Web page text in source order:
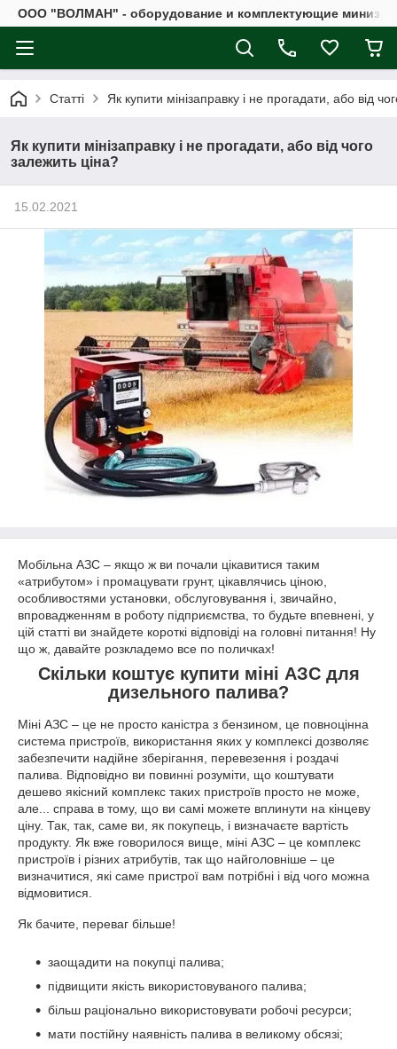
ООО "ВОЛМАН" - оборудование и комплектующие
Статті Як купити мінізаправку і не прогадати, або від
Як купити мінізаправку і не прогадати, або від чого
залежить ціна?
15.02.2021
Мобільна АЗС – якщо ж ви почали цікавитися таким
«атрибутом» і промацувати грунт, цікавлячись ціною,
особливостями установки, обслуговування і, звичайно,
впровадженням в роботу підприємства, то будьте впевнені, у
цій статті ви знайдете короткі відповіді на головні питання! Ну
що ж, давайте розкладемо все по поличках!
Скільки коштує купити міні АЗС для
дизельного палива?
Міні АЗС – це не просто каністра з бензином, це повноцінна
система пристроїв, використання яких у комплексі дозволяє
забезпечити надійне зберігання, перевезення і роздачі
палива. Відповідно ви повинні розуміти, що коштувати
дешево якісний комплекс таких пристроїв просто не може,
але... справа в тому, що ви самі можете вплинути на кінцеву
ціну. Так, так, саме ви, як покупець, і визначаєте вартість
продукту. Як вже говорилося вище, міні АЗС – це комплекс
пристроїв і різних атрибутів, так що найголовніше – це
визначитися, які саме пристрої вам потрібні і від чого можна
відмовитися.
заощадити на покупці палива;
підвищити якість використовуваного палива;
більш раціонально використовувати робочі ресурси;
мати постійну наявність палива в великому обсязі;
Як бачите, переваг більше!